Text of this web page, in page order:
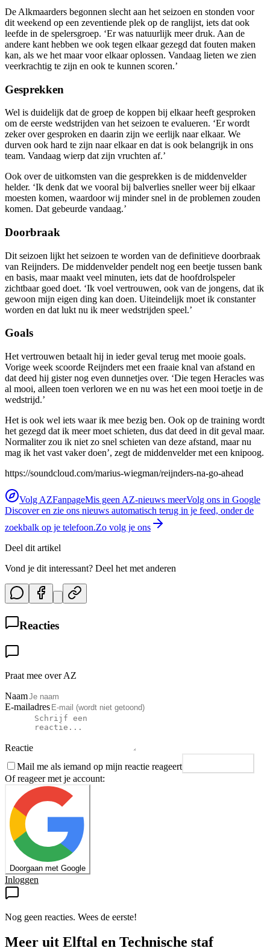
De Alkmaarders begonnen slecht aan het seizoen en stonden voor
dit weekend op een zeventiende plek op de ranglijst, iets dat ook
leefde in de spelersgroep. ‘Er was natuurlijk meer druk. Aan de
andere kant hebben we ook tegen elkaar gezegd dat fouten maken
kan, als we het maar voor elkaar oplossen. Vandaag lieten we zien
veerkrachtig te zijn en ook te kunnen scoren.’
Gesprekken
Wel is duidelijk dat de groep de koppen bij elkaar heeft gesproken
om de eerste wedstrijden van het seizoen te evalueren. ‘Er wordt
zeker over gesproken en daarin zijn we eerlijk naar elkaar. We
durven ook hard te zijn naar elkaar en dat is ook belangrijk in ons
team. Vandaag wierp dat zijn vruchten af.’
Ook over de uitkomsten van die gesprekken is de middenvelder
helder. ‘Ik denk dat we vooral bij balverlies sneller weer bij elkaar
moesten komen, waardoor wij minder snel in de problemen zouden
komen. Dat gebeurde vandaag.’
Doorbraak
Dit seizoen lijkt het seizoen te worden van de definitieve doorbraak
van Reijnders. De middenvelder pendelt nog een beetje tussen bank
en basis, maar maakt veel minuten, iets dat de hoofdrolspeler
zichtbaar goed doet. ‘Ik voel vertrouwen, ook van de jongens, dat ik
gewoon mijn eigen ding kan doen. Uiteindelijk moet ik constanter
worden en dat lukt nu ik meer wedstrijden speel.’
Goals
Het vertrouwen betaalt hij in ieder geval terug met mooie goals.
Vorige week scoorde Reijnders met een fraaie knal van afstand en
dat deed hij gister nog even dunnetjes over. ‘Die tegen Heracles was
al mooi, alleen toen verloren we en nu was het een mooi toetje in de
wedstrijd.’
Het is ook wel iets waar ik mee bezig ben. Ook op de training wordt
het gezegd dat ik meer moet schieten, dus dat deed in dit geval maar.
Normaliter zou ik niet zo snel schieten van deze afstand, maar nu
mag ik het vast vaker doen’, zegt de middenvelder met een knipoog.
https://soundcloud.com/marius-wiegman/reijnders-na-go-ahead
Volg AZFanpageMis geen AZ-nieuws meerVolg ons in Google
Discover en zie ons nieuws automatisch terug in je feed, onder de
zoekbalk op je telefoon.Zo volg je ons
Deel dit artikel
Vond je dit interessant? Deel het met anderen
Reacties
Praat mee over AZ
Naam
E-mailadres
Reactie
Mail me als iemand op mijn reactie reageert
Of reageer met je account:
Doorgaan met Google
Inloggen
Nog geen reacties. Wees de eerste!
Meer uit Elftal en Technische staf